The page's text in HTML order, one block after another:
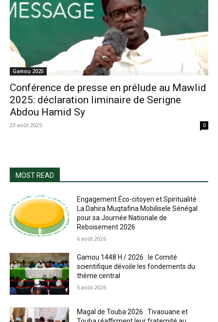
Gamou 2025
Conférence de presse en prélude au Mawlid
2025: déclaration liminaire de Serigne
Abdou Hamid Sy
23 août 2025 0
MOST READ
Engagement Éco-citoyen et Spiritualité :
La Dahira Muqtafina Mobilisele Sénégal
pour sa Journée Nationale de
Reboisement 2026
6 août 2026
Gamou 1448 H / 2026 : le Comité
scientifique dévoile les fondements du
thème central
5 août 2026
Magal de Touba 2026 : Tivaouane et